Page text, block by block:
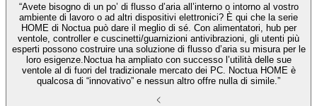
“Avete bisogno di un po’ di flusso d’aria all’interno o intorno al vostro
ambiente di lavoro o ad altri dispositivi elettronici? È qui che la serie
HOME di Noctua può dare il meglio di sé. Con alimentatori, hub per
ventole, controller e cuscinetti/guarnizioni antivibrazioni, gli utenti più
esperti possono costruire una soluzione di flusso d’aria su misura per le
loro esigenze.Noctua ha ampliato con successo l’utilità delle sue
ventole al di fuori del tradizionale mercato dei PC. Noctua HOME è
qualcosa di “innovativo” e nessun altro offre nulla di simile.”